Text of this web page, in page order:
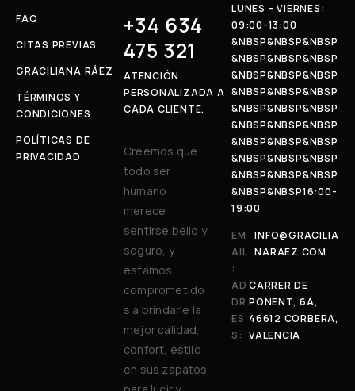
FAQ
CITAS PREVIAS
GRACILIANA RÁEZ
TÉRMINOS Y
CONDICIONES
POLÍTICAS DE
PRIVACIDAD
+34 634
475 321
ATENCIÓN
PERSONALIZADA A
CADA CLIENTE.
Creemos que
todo ser
humano
merece
sentirse bello y
seguro, y
estamos
comprometido
s a brindarle la
mejor calidad,
confort, estilo
en sus zapatos
LUNES - VIERNES:
09:00-13:00
&NBSP&NBSP&NBSP
&NBSP&NBSP&NBSP
&NBSP&NBSP&NBSP
&NBSP&NBSP&NBSP
&NBSP&NBSP&NBSP
&NBSP&NBSP&NBSP
&NBSP&NBSP&NBSP
&NBSP&NBSP&NBSP
&NBSP&NBSP&NBSP
&NBSP&NBSP16:00-
19:00
EM
AIL
:
INFO@GRACILIA
NARAEZ.COM
AD
DR
ES
S:
CARRER DE
PONENT, 6A,
46612 CORBERA,
VALENCIA